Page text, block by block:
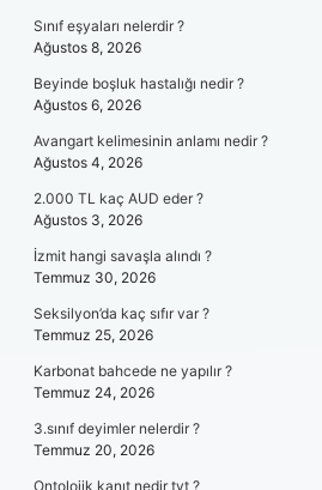
Sınıf eşyaları nelerdir ?
Ağustos 8, 2026
Beyinde boşluk hastalığı nedir ?
Ağustos 6, 2026
Avangart kelimesinin anlamı nedir ?
Ağustos 4, 2026
2.000 TL kaç AUD eder ?
Ağustos 3, 2026
İzmit hangi savaşla alındı ?
Temmuz 30, 2026
Seksilyon’da kaç sıfır var ?
Temmuz 25, 2026
Karbonat bahcede ne yapılır ?
Temmuz 24, 2026
3.sınıf deyimler nelerdir ?
Temmuz 20, 2026
Ontolojik kanıt nedir tyt ?